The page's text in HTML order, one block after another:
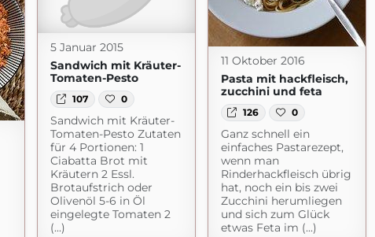
5 Januar 2015
Sandwich mit Kräuter-
Tomaten-Pesto
107 0
Sandwich mit Kräuter-
Tomaten-Pesto Zutaten
für 4 Portionen: 1
Ciabatta Brot mit
Kräutern 2 Essl.
Brotaufstrich oder
Olivenöl 5-6 in Öl
eingelegte Tomaten 2
(...)
11 Oktober 2016
Pasta mit hackfleisch,
zucchini und feta
126 0
Ganz schnell ein
einfaches Pastarezept,
wenn man
Rinderhackfleisch übrig
hat, noch ein bis zwei
Zucchini herumliegen
und sich zum Glück
etwas Feta im (...)